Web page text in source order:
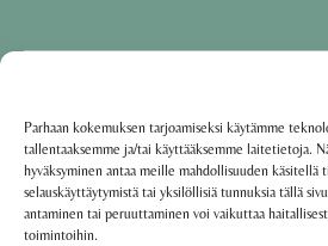
Parhaan kokemuksen tarjoamiseksi käytämme
tallentaaksemme ja/tai käyttääksemme laitetietoja.
hyväksyminen antaa meille mahdollisuuden käsitellä
selauskäyttäytymistä tai yksilöllisiä tunnuksia tällä
antaminen tai peruuttaminen voi vaikuttaa
toimintoihin.
Käyttöehdot·